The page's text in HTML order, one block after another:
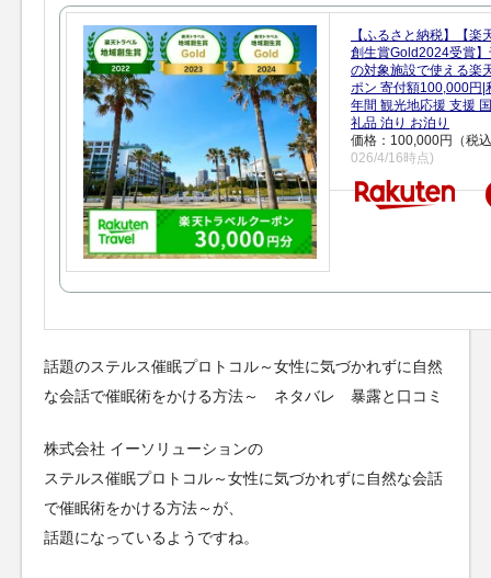
【ふるさと納税】【楽
創生賞Gold2024受賞
の対象施設で使える楽
ポン 寄付額100,000円|
年間 観光地応援 支援
礼品 泊り お泊り
価格：100,000円（税
026/4/16時点)
話題のステルス催眠プロトコル～女性に気づかれずに自然
な会話で催眠術をかける方法～ ネタバレ 暴露と口コミ
株式会社 イーソリューションの
ステルス催眠プロトコル～女性に気づかれずに自然な会話
で催眠術をかける方法～が、
話題になっているようですね。